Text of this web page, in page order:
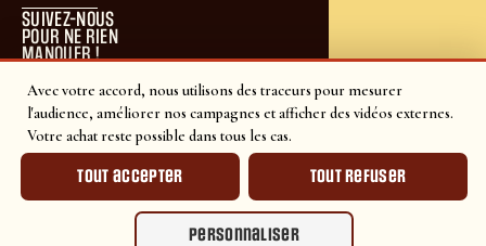
Avec votre accord, nous utilisons des traceurs pour mesurer
l'audience, améliorer nos campagnes et afficher des vidéos externes.
Votre achat reste possible dans tous les cas.
Tout accepter Tout refuser
Personnaliser
SUIVEZ-NOUS
POUR NE RIEN
MANQUER !